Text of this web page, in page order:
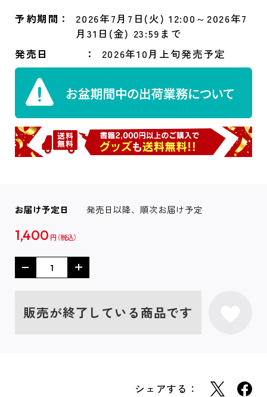
予約期間
2026年7月7日(火) 12:00～2026年7
月31日(金) 23:59まで
発売日
2026年10月上旬発売予定
お届け予定日 発売日以降、順次お届け予定
1,400 円
販売が終了している商品です
シェアする：